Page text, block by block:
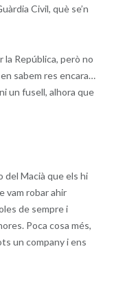
Civil, què se’n
la República, però no
sabem res encara…
un fusell, alhora que
del Macià que els hi
vam robar ahir
de sempre i
Poca cosa més,
un company i ens